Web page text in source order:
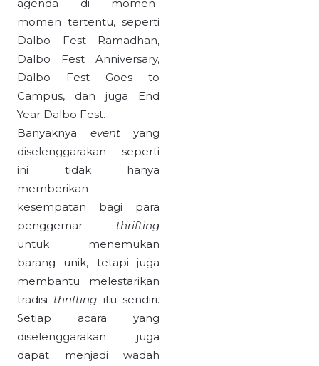
agenda di momen-
momen tertentu, seperti
Dalbo Fest Ramadhan,
Dalbo Fest Anniversary,
Dalbo Fest Goes to
Campus, dan juga End
Year Dalbo Fest.
Banyaknya eventyang
diselenggarakan seperti
ini tidak hanya
memberikan
kesempatan bagi para
penggemar thrifting
untuk menemukan
barang unik, tetapi juga
membantu melestarikan
tradisi thrifting itu sendiri.
Setiap acara yang
diselenggarakan juga
dapat menjadi wadah